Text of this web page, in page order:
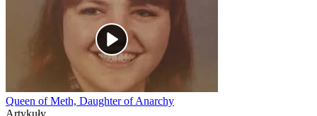
Queen of Meth, Daughter of Anarchy